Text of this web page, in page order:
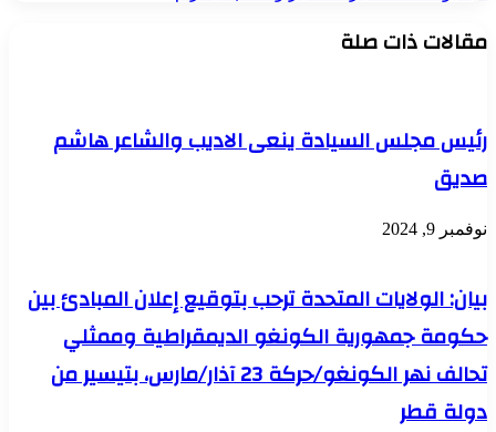
مقالات ذات صلة
رئيس مجلس السيادة ينعى الاديب والشاعر هاشم
صديق
نوفمبر 9, 2024
بيان: الولايات المتحدة ترحب بتوقيع إعلان المبادئ بين
حكومة جمهورية الكونغو الديمقراطية وممثلي
تحالف نهر الكونغو/حركة 23 آذار/مارس، بتيسير من
دولة قطر